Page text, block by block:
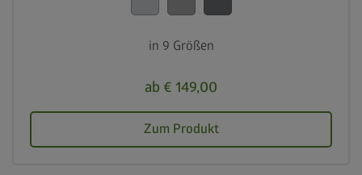
in 9 Größen
ab € 149,00
Zum Produkt